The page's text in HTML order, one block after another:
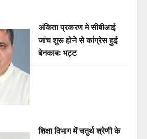
अंकिता प्रकरण मे सीबीआई
जांच शुरू होने से कांग्रेस हुई
बेनकाब: भट्ट
शिक्षा विभाग में चतुर्थ श्रेणी के